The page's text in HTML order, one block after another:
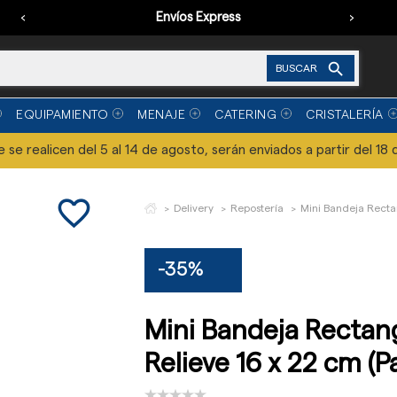
Envíos Express
‹ ›
BUSCAR 
EQUIPAMIENTO MENAJE CATERING CRISTALERÍA
se realicen del 5 al 14 de agosto, serán enviados a partir del
favorite_border Delivery Repostería Mini Bandeja
-35%
Mini Bandeja
Relieve 16 x 22 cm